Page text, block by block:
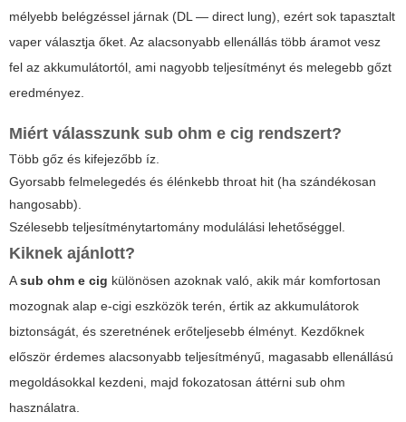
mélyebb belégzéssel járnak (DL — direct lung), ezért sok tapasztalt
vaper választja őket. Az alacsonyabb ellenállás több áramot vesz
fel az akkumulátortól, ami nagyobb teljesítményt és melegebb gőzt
eredményez.
Miért válasszunk sub ohm e cig rendszert?
Több gőz és kifejezőbb íz.
Gyorsabb felmelegedés és élénkebb throat hit (ha szándékosan
hangosabb).
Szélesebb teljesítménytartomány modulálási lehetőséggel.
Kiknek ajánlott?
Asub ohm e cig különösen azoknak való, akik már komfortosan
mozognak alap e-cigi eszközök terén, értik az akkumulátorok
biztonságát, és szeretnének erőteljesebb élményt. Kezdőknek
először érdemes alacsonyabb teljesítményű, magasabb ellenállású
megoldásokkal kezdeni, majd fokozatosan áttérni sub ohm
használatra.